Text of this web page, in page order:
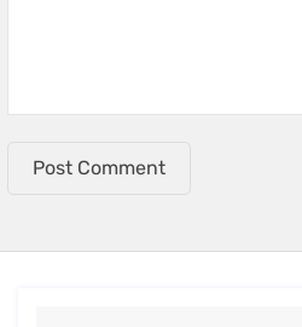
Post Comment